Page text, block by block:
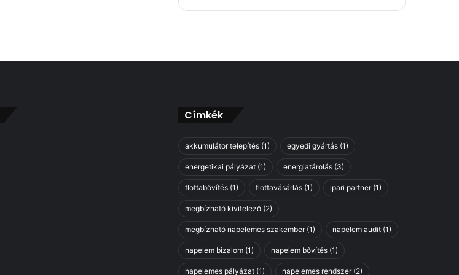
Címkék
akkumulátor telepítés(1) egyedi gyártás(1)
energetikai pályázat(1) energiatárolás(3)
flottabővítés(1) flottavásárlás(1) ipari partner(1)
megbízható kivitelező(2)
megbízható napelemes szakember(1) napelem audit(1)
napelem bizalom(1) napelem bővítés(1)
napelemes pályázat(1) napelemes rendszer(2)